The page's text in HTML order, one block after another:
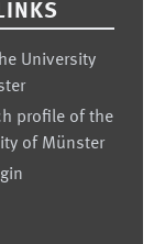
University
profile of the
of Münster